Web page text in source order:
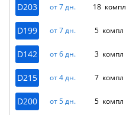
D203 от 7 дн. 18 компл
D199 от 7 дн. 5 компл
D142 от 6 дн. 3 компл
D215 от 4 дн. 7 компл
D200 от 5 дн. 5 компл